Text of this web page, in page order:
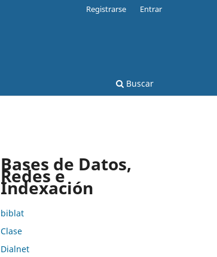
Buscar
Registrarse Entrar
Bases de Datos,
Redes e
Indexación
biblat
Clase
Dialnet